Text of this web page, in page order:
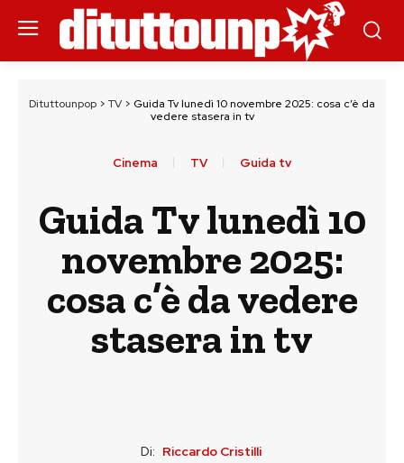
Dituttounpop > TV > Guida Tv lunedì 10 novembre 2025: cosa c’è da
vedere stasera in tv
Cinema TV Guida tv
Guida Tv lunedì 10
novembre 2025:
cosa c’è da vedere
stasera in tv
Di: Riccardo Cristilli